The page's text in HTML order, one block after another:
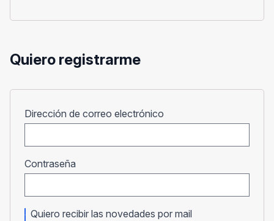
Quiero registrarme
Dirección de correo electrónico
Contraseña
Quiero recibir las novedades por mail